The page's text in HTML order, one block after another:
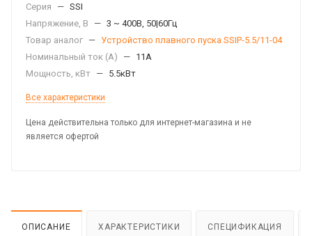
Серия — SSI
Напряжение, В
— 3 ~ 400В, 50|60Гц
Товар аналог — Устройство плавного пуска SSIP-5.5/11-04
Номинальный ток (А)
— 11А
Мощность, кВт — 5.5кВт
Все характеристики
Цена действительна только для интернет-магазина и не
является офертой
ОПИСАНИЕ ХАРАКТЕРИСТИКИ СПЕЦИФИКАЦИЯ